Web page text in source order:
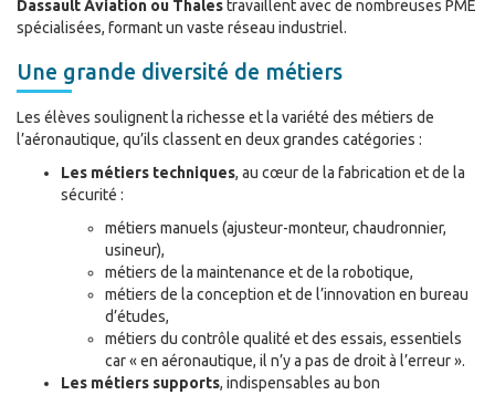
Dassault Aviation ou Thalestravaillent avec de nombreuses PME
spécialisées, formant un vaste réseau industriel.
Une grande diversité de métiers
Les élèves soulignent la richesse et la variété des métiers de
l’aéronautique, qu’ils classent en deux grandes catégories :
Les métiers techniques, au cœur de la fabrication et de la
sécurité :
métiers manuels (ajusteur-monteur, chaudronnier,
usineur),
métiers de la maintenance et de la robotique,
métiers de la conception et de l’innovation en bureau
d’études,
métiers du contrôle qualité et des essais, essentiels
car « en aéronautique, il n’y a pas de droit à l’erreur ».
Les métiers supports, indispensables au bon